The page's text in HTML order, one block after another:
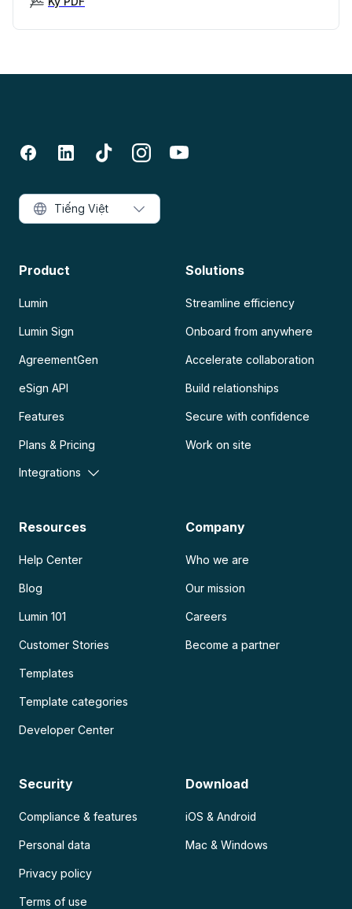
Product
Lumin
Lumin Sign
AgreementGen
eSign API
Features
Plans & Pricing
Integrations
Solutions
Streamline efficiency
Onboard from anywhere
Accelerate collaboration
Build relationships
Secure with confidence
Work on site
Resources
Help Center
Blog
Lumin 101
Customer Stories
Templates
Template categories
Developer Center
Company
Who we are
Our mission
Careers
Become a partner
Security
Compliance & features
Personal data
Privacy policy
Terms of use
Download
iOS & Android
Mac & Windows
Tiếng Việt